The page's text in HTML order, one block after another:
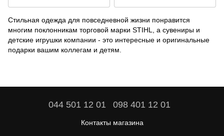
Стильная одежда для повседневной жизни понравится
многим поклонникам торговой марки STIHL, а сувениры и
детские игрушки компании - это интересные и оригинальные
подарки вашим коллегам и детям.
044 501 12 01 098 401 12 01
Контакты магазина